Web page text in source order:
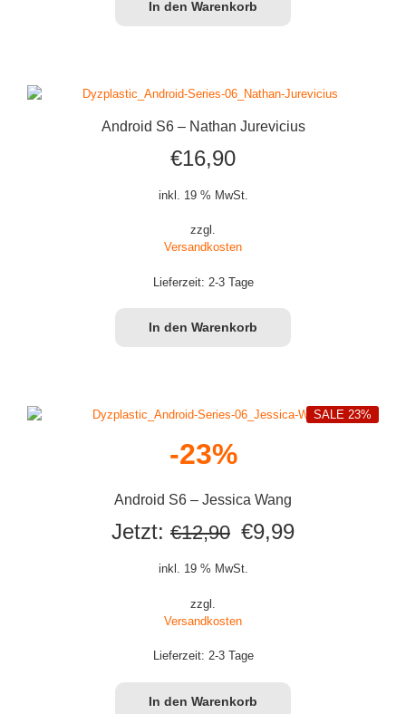
In den Warenkorb
Android S6 – Nathan Jurevicius
€16,90
inkl. 19 % MwSt.
zzgl.
Versandkosten
Lieferzeit: 2-3 Tage
In den Warenkorb
-23%
Android S6 – Jessica Wang
SALE 23%
Jetzt: €12,90 Ursprünglicher
Preis
€12,90
€9,99Aktueller
inkl. 19 % MwSt.
zzgl.
Versandkosten
Lieferzeit: 2-3 Tage
In den Warenkorb